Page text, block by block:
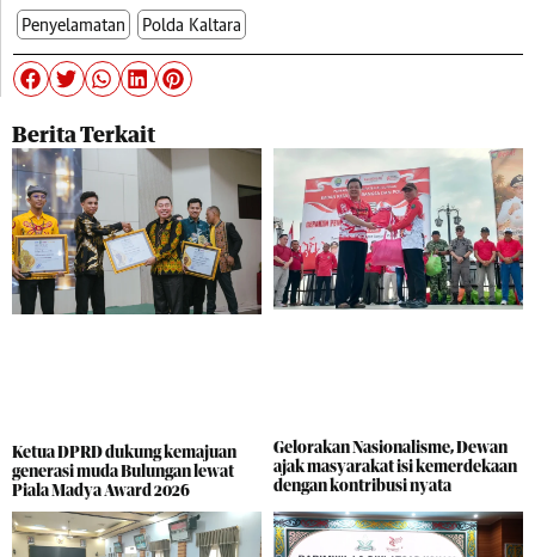
Penyelamatan Polda Kaltara
Berita Terkait
Ketua DPRD dukung kemajuan
generasi muda Bulungan lewat
Piala Madya Award 2026
Gelorakan Nasionalisme, Dewan
ajak masyarakat isi kemerdekaan
dengan kontribusi nyata